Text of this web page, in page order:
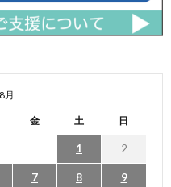
月
金 土 日
1 2
7 8 9